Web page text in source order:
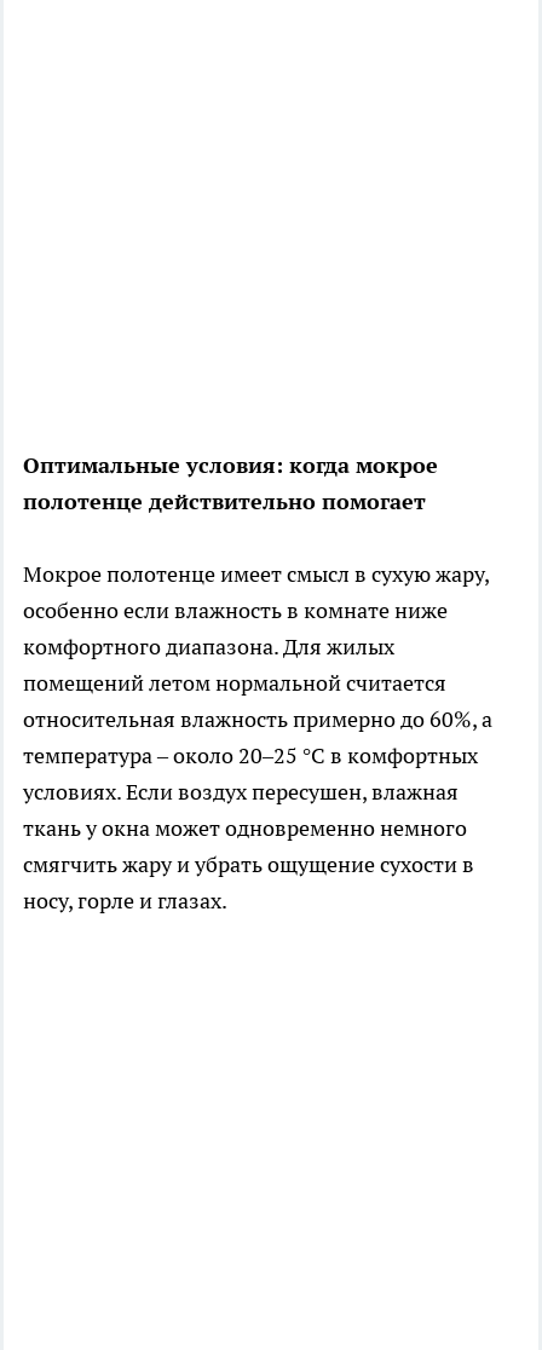
Оптимальные условия: когда мокрое
полотенце действительно помогает
Мокрое полотенце имеет смысл в сухую жару,
особенно если влажность в комнате ниже
комфортного диапазона. Для жилых
помещений летом нормальной считается
относительная влажность примерно до 60%, а
температура – около 20–25 °C в комфортных
условиях. Если воздух пересушен, влажная
ткань у окна может одновременно немного
смягчить жару и убрать ощущение сухости в
носу, горле и глазах.